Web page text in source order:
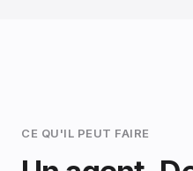
CE QU'IL PEUT FAIRE